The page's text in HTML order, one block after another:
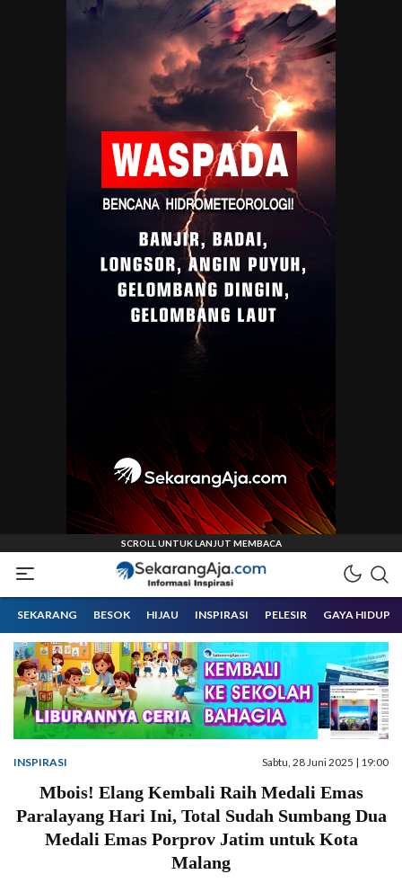
Sekarangaja
Informasi Inspirasi Malang Raya
SEKARANG BESOK HIJAU INSPIRASI PELESIR GAYA HIDUP
INSPIRASI Sabtu, 28 Juni 2025 | 19:00
Mbois! Elang Kembali Raih Medali Emas
Paralayang Hari Ini, Total Sudah Sumbang Dua
Medali Emas Porprov Jatim untuk Kota
Malang